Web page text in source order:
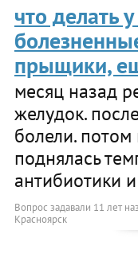
что делать
прыщики,
месяц назад
желудок.
болели.
поднялась
антибиотики
Вопрос задавали 11 лет
Красноярск